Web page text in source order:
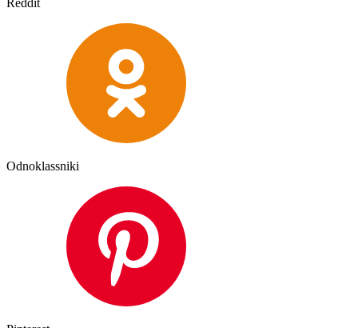
Reddit
Odnoklassniki